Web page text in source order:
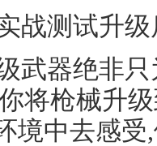
战测试升
武器绝非
将枪械升
境中去感